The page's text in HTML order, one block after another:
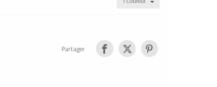
Partager